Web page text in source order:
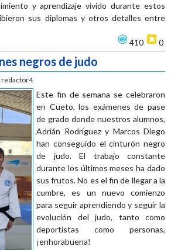
y aprendizaje vivido durante estos
sus diplomas y otros detalles entre
410
0
negros de judo
redactor4
Este fin de semana se celebraron
en Cueto, los exámenes de pase
de grado donde nuestros alumnos,
Adrián Rodríguez y Marcos Diego
han conseguido el cinturón negro
de judo. El trabajo constante
durante los últimos meses ha dado
sus frutos. No es el fin de llegar a la
cumbre, es un nuevo comienzo
para seguir aprendiendo y seguir la
evolución del judo, tanto como
deportistas como personas,
¡enhorabuena!